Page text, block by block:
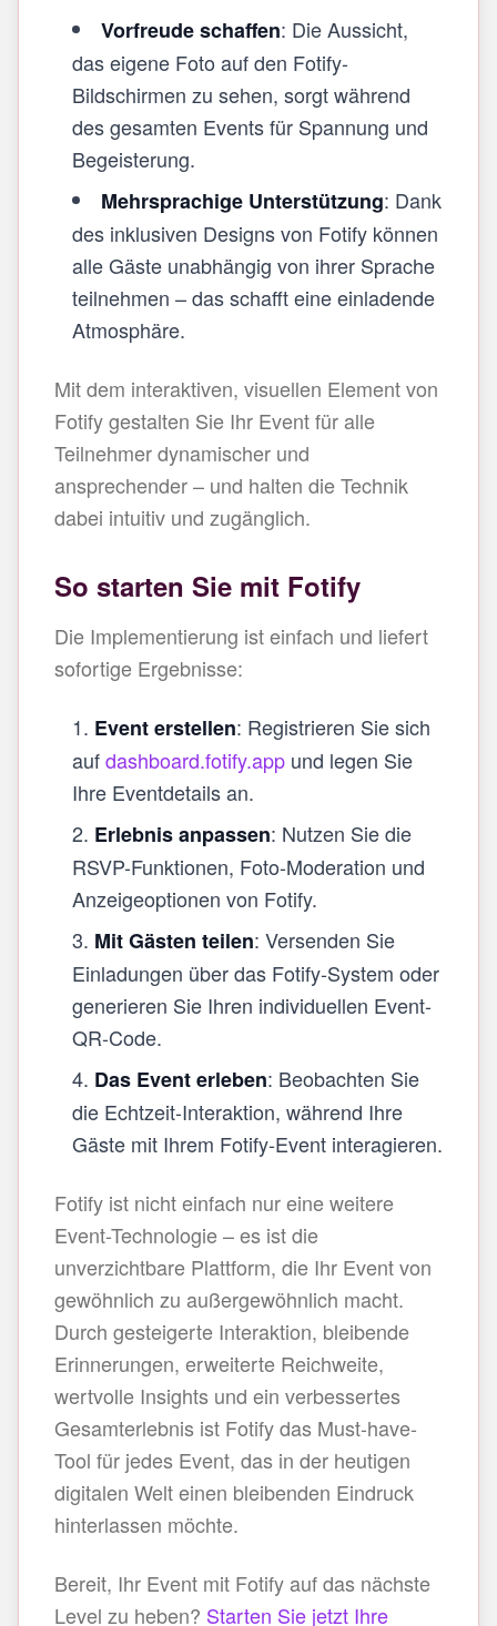
Vorfreude schaffen: Die Aussicht,
das eigene Foto auf den Fotify-
Bildschirmen zu sehen, sorgt während
des gesamten Events für Spannung und
Begeisterung.
Mehrsprachige Unterstützung: Dank
des inklusiven Designs von Fotify können
alle Gäste unabhängig von ihrer Sprache
teilnehmen – das schafft eine einladende
Atmosphäre.
Mit dem interaktiven, visuellen Element von
Fotify gestalten Sie Ihr Event für alle
Teilnehmer dynamischer und
ansprechender – und halten die Technik
dabei intuitiv und zugänglich.
So starten Sie mit Fotify
Die Implementierung ist einfach und liefert
sofortige Ergebnisse:
Event erstellen: Registrieren Sie sich
aufdashboard.fotify.app und legen Sie
Ihre Eventdetails an.
Erlebnis anpassen: Nutzen Sie die
RSVP-Funktionen, Foto-Moderation und
Anzeigeoptionen von Fotify.
Mit Gästen teilen: Versenden Sie
Einladungen über das Fotify-System oder
generieren Sie Ihren individuellen Event-
QR-Code.
Das Event erleben: Beobachten Sie
die Echtzeit-Interaktion, während Ihre
Gäste mit Ihrem Fotify-Event interagieren.
Fotify ist nicht einfach nur eine weitere
Event-Technologie – es ist die
unverzichtbare Plattform, die Ihr Event von
gewöhnlich zu außergewöhnlich macht.
Durch gesteigerte Interaktion, bleibende
Erinnerungen, erweiterte Reichweite,
wertvolle Insights und ein verbessertes
Gesamterlebnis ist Fotify das Must-have-
Tool für jedes Event, das in der heutigen
digitalen Welt einen bleibenden Eindruck
hinterlassen möchte.
Bereit, Ihr Event mit Fotify auf das nächste
Level zu heben? Starten Sie jetzt Ihre